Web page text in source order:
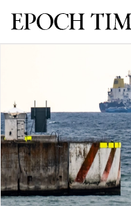
Svenska Epoch